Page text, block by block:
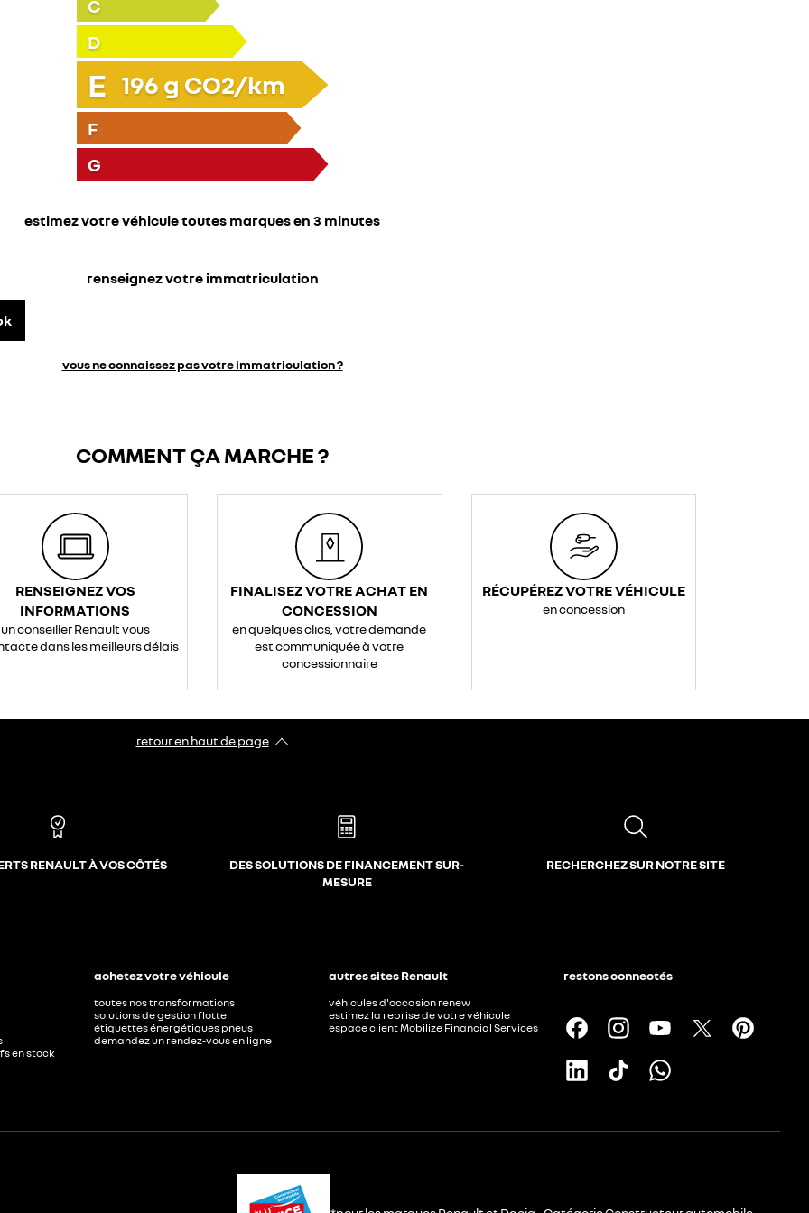
C
D
E 196 g CO2/km
F
G
estimez votre véhicule toutes marques en 3 minutes
renseignez votre immatriculation
vous ne connaissez pas votre immatriculation ?
COMMENT ÇA MARCHE ?
RENSEIGNEZ VOS
INFORMATIONS
un conseiller Renault vous
dans les meilleurs délais
FINALISEZ VOTRE ACHAT EN
CONCESSION
en quelques clics, votre demande
est communiquée à votre
concessionnaire
RÉCUPÉREZ VOTRE VÉHICULE
en concession
retour en haut de page​
RENAULT À VOS CÔTÉS
DES SOLUTIONS DE FINANCEMENT SUR-
MESURE
RECHERCHEZ SUR NOTRE SITE
en stock
achetez votre véhicule
toutes nos transformations
solutions de gestion flotte
étiquettes énergétiques pneus
demandez un rendez-vous en ligne
autres sites Renault
véhicules d'occasion renew
estimez la reprise de votre véhicule
espace client Mobilize Financial Services
restons connectés